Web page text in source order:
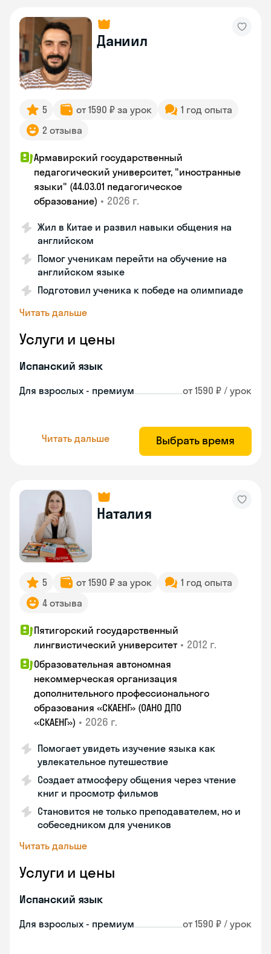
Даниил
5 от 1590 ₽ за урок
1 год опыта
2 отзыва
Армавирский государственный
педагогический университет, "иностранные
языки" (44.03.01 педагогическое
образование) • 2026 г.
Жил в Китае и развил навыки общения на
английском
Помог ученикам перейти на обучение на
английском языке
Подготовил ученика к победе на олимпиаде
Читать дальше
Услуги и цены
Испанский язык
Для взрослых - премиум от 1590 ₽ / урок
Читать дальше Выбрать время
Наталия
5 от 1590 ₽ за урок
1 год опыта
4 отзыва
Пятигорский государственный
лингвистический университет • 2012 г.
Образовательная автономная
некоммерческая организация
дополнительного профессионального
образования «СКАЕНГ» (ОАНО ДПО
«СКАЕНГ») • 2026 г.
Помогает увидеть изучение языка как
увлекательное путешествие
Создает атмосферу общения через чтение
книг и просмотр фильмов
Становится не только преподавателем, но и
собеседником для учеников
Читать дальше
Услуги и цены
Испанский язык
Для взрослых - премиум от 1590 ₽ / урок